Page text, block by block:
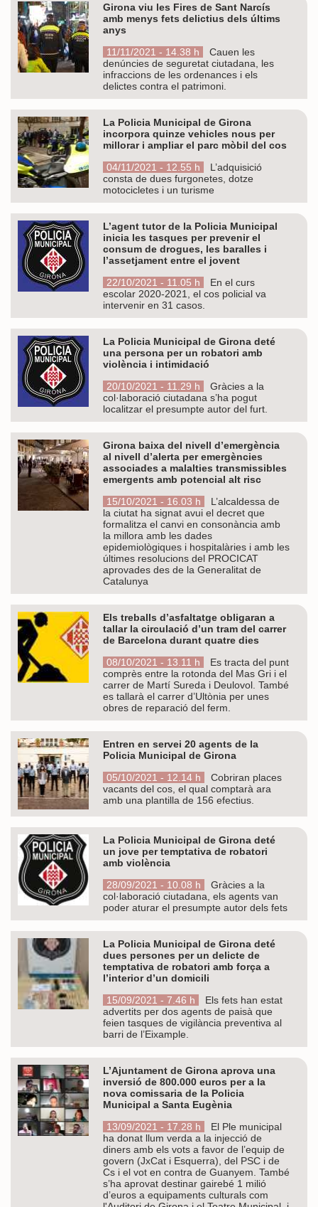
Girona viu les Fires de Sant Narcís
amb menys fets delictius dels últims
anys
11/11/2021 - 14.38 h
Cauen les
denúncies de seguretat ciutadana, les
infraccions de les ordenances i els
delictes contra el patrimoni.
La Policia Municipal de Girona
incorpora quinze vehicles nous per
millorar i ampliar el parc mòbil del cos
04/11/2021 - 12.55 h
L’adquisició
consta de dues furgonetes, dotze
motocicletes i un turisme
L’agent tutor de la Policia Municipal
inicia les tasques per prevenir el
consum de drogues, les baralles i
l’assetjament entre el jovent
22/10/2021 - 11.05 h
En el curs
escolar 2020-2021, el cos policial va
intervenir en 31 casos.
La Policia Municipal de Girona deté
una persona per un robatori amb
violència i intimidació
20/10/2021 - 11.29 h
Gràcies a la
col·laboració ciutadana s’ha pogut
localitzar el presumpte autor del furt.
Girona baixa del nivell d’emergència
al nivell d’alerta per emergències
associades a malalties transmissibles
emergents amb potencial alt risc
15/10/2021 - 16.03 h
L’alcaldessa de
la ciutat ha signat avui el decret que
formalitza el canvi en consonància amb
la millora amb les dades
epidemiològiques i hospitalàries i amb les
últimes resolucions del PROCICAT
aprovades des de la Generalitat de
Catalunya
Els treballs d’asfaltatge obligaran a
tallar la circulació d’un tram del carrer
de Barcelona durant quatre dies
08/10/2021 - 13.11 h
Es tracta del punt
comprès entre la rotonda del Mas Gri i el
carrer de Martí Sureda i Deulovol. També
es tallarà el carrer d’Ultònia per unes
obres de reparació del ferm.
Entren en servei 20 agents de la
Policia Municipal de Girona
05/10/2021 - 12.14 h
Cobriran places
vacants del cos, el qual comptarà ara
amb una plantilla de 156 efectius.
La Policia Municipal de Girona deté
un jove per temptativa de robatori
amb violència
28/09/2021 - 10.08 h
Gràcies a la
col·laboració ciutadana, els agents van
poder aturar el presumpte autor dels fets
La Policia Municipal de Girona deté
dues persones per un delicte de
temptativa de robatori amb força a
l’interior d’un domicili
15/09/2021 - 7.46 h
Els fets han estat
advertits per dos agents de paisà que
feien tasques de vigilància preventiva al
barri de l’Eixample.
L’Ajuntament de Girona aprova una
inversió de 800.000 euros per a la
nova comissaria de la Policia
Municipal a Santa Eugènia
13/09/2021 - 17.28 h
El Ple municipal
ha donat llum verda a la injecció de
diners amb els vots a favor de l’equip de
govern (JxCat i Esquerra), del PSC i de
Cs i el vot en contra de Guanyem. També
s’ha aprovat destinar gairebé 1 milió
d’euros a equipaments culturals com